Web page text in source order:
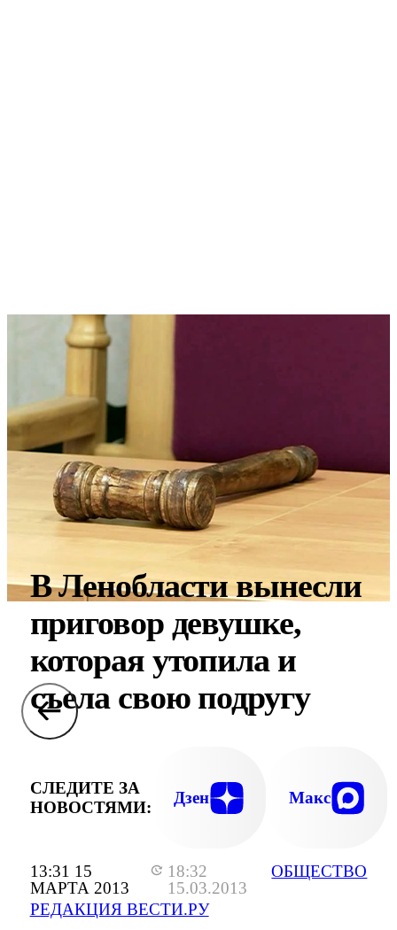
13:31 15
МАРТА 2013
18:32
15.03.2013
РЕДАКЦИЯ ВЕСТИ.РУ
ОБЩЕСТВО
В Ленобласти вынесли
приговор девушке,
которая утопила и
съела свою подругу
СЛЕДИТЕ ЗА
НОВОСТЯМИ:
Дзен Макс